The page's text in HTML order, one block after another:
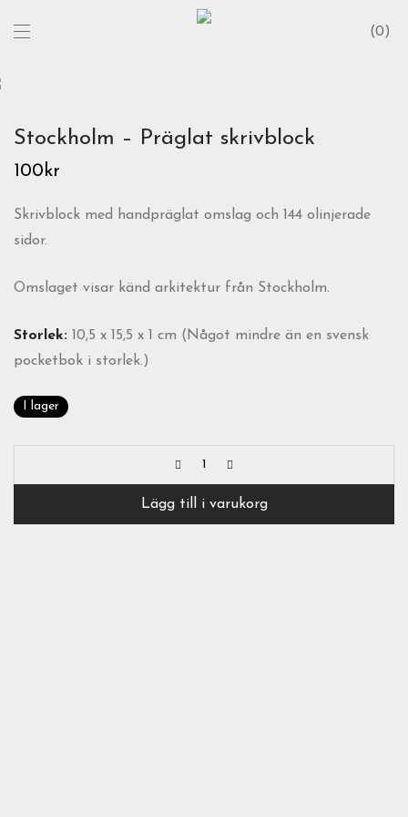
0
Stockholm – Präglat skrivblock
100kr
Skrivblock med handpräglat omslag och 144 olinjerade
sidor.
Omslaget visar känd arkitektur från Stockholm.
Storlek: 10,5 x 15,5 x 1 cm (Något mindre än en svensk
pocketbok i storlek.)
I lager
Lägg till i varukorg